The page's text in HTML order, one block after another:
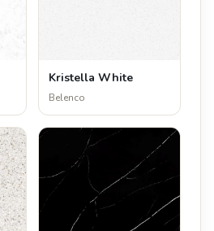
Kristella White
Belenco